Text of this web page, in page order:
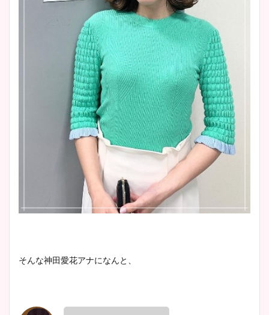
鈴木唯の太ってた時の体重が
ヤバすぎww原因や痩せたダ
イエット方は？昔と現在を画
像比較！
豊島実季アナのカップ画像ま
とめ！美脚や水着姿に年齢も
調査！
宇賀神メグアナのニット画像
まとめ！足も美脚でカップも
そんな神田愛花アナになんと、